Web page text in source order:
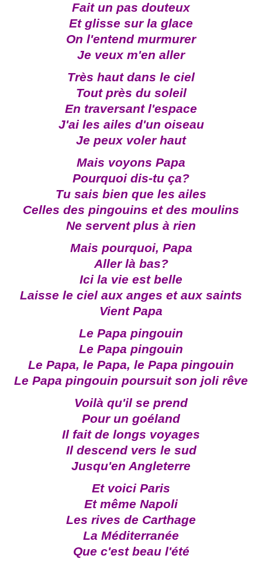
Fait un pas douteux
Et glisse sur la glace
On l'entend murmurer
Je veux m'en aller
Très haut dans le ciel
Tout près du soleil
En traversant l'espace
J'ai les ailes d'un oiseau
Je peux voler haut
Mais voyons Papa
Pourquoi dis-tu ça?
Tu sais bien que les ailes
Celles des pingouins et des moulins
Ne servent plus à rien
Mais pourquoi, Papa
Aller là bas?
Ici la vie est belle
Laisse le ciel aux anges et aux saints
Vient Papa
Le Papa pingouin
Le Papa pingouin
Le Papa, le Papa, le Papa pingouin
Le Papa pingouin poursuit son joli rêve
Voilà qu'il se prend
Pour un goéland
Il fait de longs voyages
Il descend vers le sud
Jusqu'en Angleterre
Et voici Paris
Et même Napoli
Les rives de Carthage
La Méditerranée
Que c'est beau l'été